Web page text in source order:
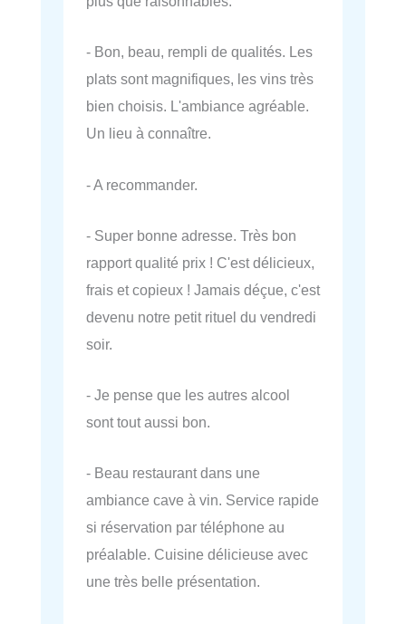
- Bon, beau, rempli de qualités. Les
plats sont magnifiques, les vins très
bien choisis. L'ambiance agréable.
Un lieu à connaître.
- A recommander.
- Super bonne adresse. Très bon
rapport qualité prix ! C'est délicieux,
frais et copieux ! Jamais déçue, c'est
devenu notre petit rituel du vendredi
soir.
- Je pense que les autres alcool
sont tout aussi bon.
- Beau restaurant dans une
ambiance cave à vin. Service rapide
si réservation par téléphone au
préalable. Cuisine délicieuse avec
une très belle présentation.